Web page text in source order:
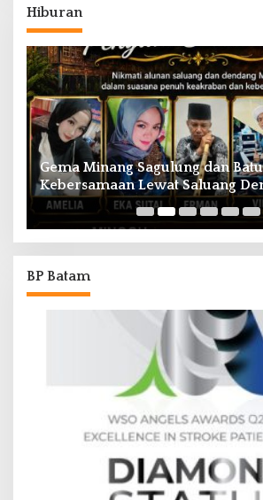
Hiburan
Gema Minang Sagulung dan
Kebersamaan Lewat Saluang
BP Batam